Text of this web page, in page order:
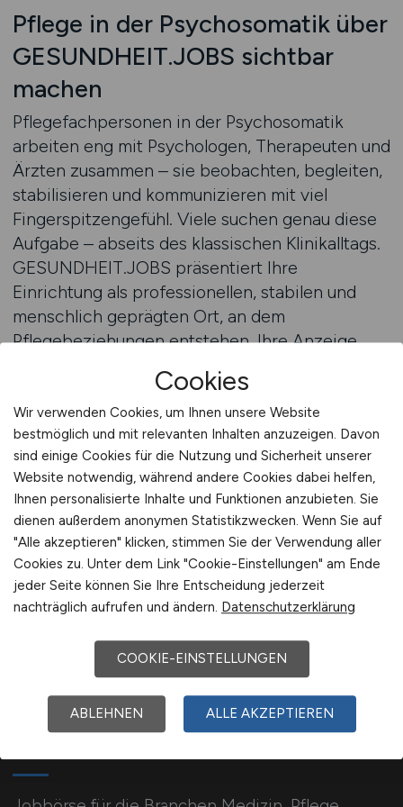
Pflege in der Psychosomatik über
GESUNDHEIT.JOBS sichtbar
machen
Pflegefachpersonen in der Psychosomatik
arbeiten eng mit Psychologen, Therapeuten und
Ärzten zusammen – sie beobachten, begleiten,
stabilisieren und kommunizieren mit viel
Fingerspitzengefühl. Viele suchen genau diese
Aufgabe – abseits des klassischen Klinikalltags.
GESUNDHEIT.JOBS präsentiert Ihre
Einrichtung als professionellen, stabilen und
menschlich geprägten Ort, an dem
Pflegebeziehungen entstehen. Ihre Anzeige
Haltung, Empathie und Interesse an
psychosomatischer Arbeit unterwegs sind.
Zur Startseite
Cookies
Wir verwenden Cookies, um Ihnen unsere Website
bestmöglich und mit relevanten Inhalten anzuzeigen. Davon
sind einige Cookies für die Nutzung und Sicherheit unserer
Website notwendig, während andere Cookies dabei helfen,
Ihnen personalisierte Inhalte und Funktionen anzubieten. Sie
dienen außerdem anonymen Statistikzwecken. Wenn Sie auf
"Alle akzeptieren" klicken, stimmen Sie der Verwendung aller
Cookies zu. Unter dem Link "Cookie-Einstellungen" am Ende
jeder Seite können Sie Ihre Entscheidung jederzeit
nachträglich aufrufen und ändern. Datenschutzerklärung
COOKIE-EINSTELLUNGEN
ABLEHNEN ALLE AKZEPTIEREN